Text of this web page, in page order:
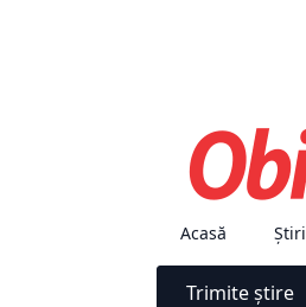
Acasă Știri
Trimite știre